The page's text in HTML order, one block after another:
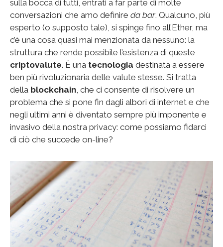
sulla bocca di tutti, entrati a far parte di molte
conversazioni che amo definire da bar. Qualcuno, più
esperto (o supposto tale), si spinge fino all’Ether, ma
c’è una cosa quasi mai menzionata da nessuno: la
struttura che rende possibile l’esistenza di queste
criptovalute. È una tecnologia destinata a essere
ben più rivoluzionaria delle valute stesse. Si tratta
della blockchain , che ci consente di risolvere un
problema che si pone fin dagli albori di internet e che
negli ultimi anni è diventato sempre più imponente e
invasivo della nostra privacy: come possiamo fidarci
di ciò che succede on-line?